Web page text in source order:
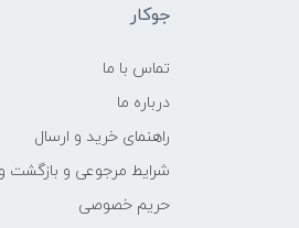
جوکار
تماس با ما
درباره ما
راهنمای خرید و ارسال
شرایط مرجوعی و بازگشت
حریم خصوصی